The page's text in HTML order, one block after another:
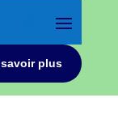
savoir plus